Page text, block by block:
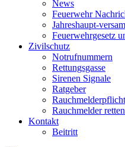
News
Feuerwehr
Jahreshaupt-
Feuerwehrgesetz
Zivilschutz
Notrufnummern
Rettungsgasse
Sirenen Signale
Ratgeber
Rauchmelderpflicht
Rauchmelder
Kontakt
Beitritt